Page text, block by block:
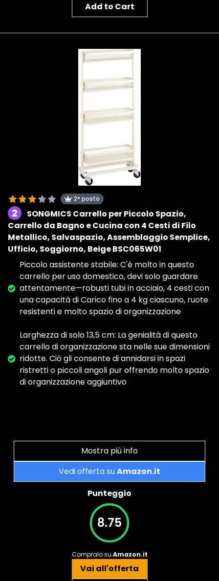
Add to Cart
2° posto
2
SONGMICS Carrello per Piccolo Spazio,
Carrello da Bagno e Cucina con 4 Cesti di Filo
Metallico, Salvaspazio, Assemblaggio Semplice,
Ufficio, Soggiorno, Beige BSC065W01
Piccolo assistente stabile: C'è molto in questo
carrello per uso domestico, devi solo guardare
attentamente—robusti tubi in acciaio, 4 cesti con
una capacità di Carico fino a 4 kg ciascuno, ruote
resistenti e molto spazio di organizzazione
Larghezza di solo 13,5 cm: La genialità di questo
carrello di organizzazione sta nelle sue dimensioni
ridotte. Ciò gli consente di annidarsi in spazi
ristretti o piccoli angoli pur offrendo molto spazio
di organizzazione aggiuntivo
Mostra più info
Vedi offerta suAmazon.it
Punteggio
8.75
Compralo su Amazon.it
Vai all'offerta